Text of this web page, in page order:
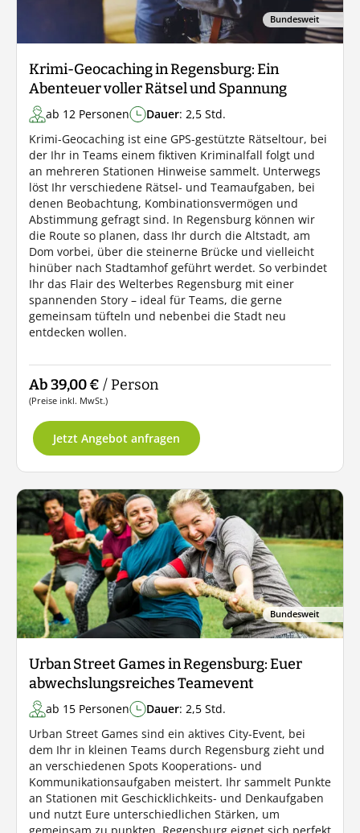
Bundesweit
Krimi-Geocaching in Regensburg: Ein
Abenteuer voller Rätsel und Spannung
ab 12 Personen Dauer: 2,5 Std.
Krimi-Geocaching ist eine GPS-gestützte Rätseltour, bei
der Ihr in Teams einem fiktiven Kriminalfall folgt und
an mehreren Stationen Hinweise sammelt. Unterwegs
löst Ihr verschiedene Rätsel- und Teamaufgaben, bei
denen Beobachtung, Kombinationsvermögen und
Abstimmung gefragt sind. In Regensburg können wir
die Route so planen, dass Ihr durch die Altstadt, am
Dom vorbei, über die steinerne Brücke und vielleicht
hinüber nach Stadtamhof geführt werdet. So verbindet
Ihr das Flair des Welterbes Regensburg mit einer
spannenden Story – ideal für Teams, die gerne
gemeinsam tüfteln und nebenbei die Stadt neu
entdecken wollen.
Ab 39,00 € / Person
(Preise inkl. MwSt.)
Jetzt Angebot anfragen
Bundesweit
Urban Street Games in Regensburg: Euer
abwechslungsreiches Teamevent
ab 15 Personen Dauer: 2,5 Std.
Urban Street Games sind ein aktives City-Event, bei
dem Ihr in kleinen Teams durch Regensburg zieht und
an verschiedenen Spots Kooperations- und
Kommunikationsaufgaben meistert. Ihr sammelt Punkte
an Stationen mit Geschicklichkeits- und Denkaufgaben
und nutzt Eure unterschiedlichen Stärken, um